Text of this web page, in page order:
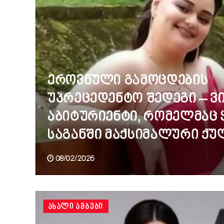
ეროვნული გამოცდების
უპრეცედენტო შედეგი –
აბიტურიენტი, რომელმაც
საგანში მაქსიმალური
08/02/2026
ᲐᲮᲐᲚᲘ ᲐᲛᲑᲔᲑᲘ